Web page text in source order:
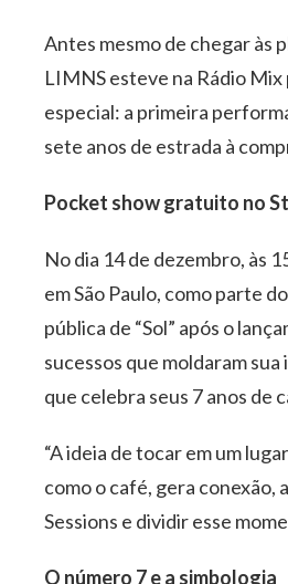
Antes mesmo de chegar às
LIMNS esteve na Rádio
especial: a primeira
sete anos de estrada à
Pocket show gratuito no
No dia 14 de dezembro, às
em São Paulo, como parte
pública de “Sol” após o
sucessos que moldaram
que celebra seus 7 anos de
“A ideia de tocar em um
como o café, gera conexão,
Sessions e dividir esse
O número 7 e a simbologia